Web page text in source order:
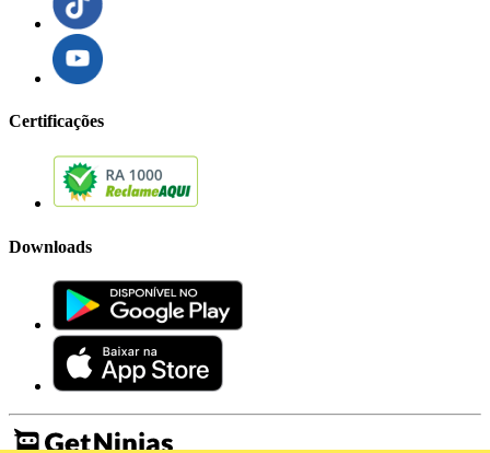
Certificações
Downloads